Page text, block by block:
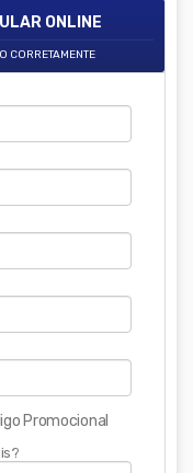
ONLINE
CORRETAMENTE
Promocional